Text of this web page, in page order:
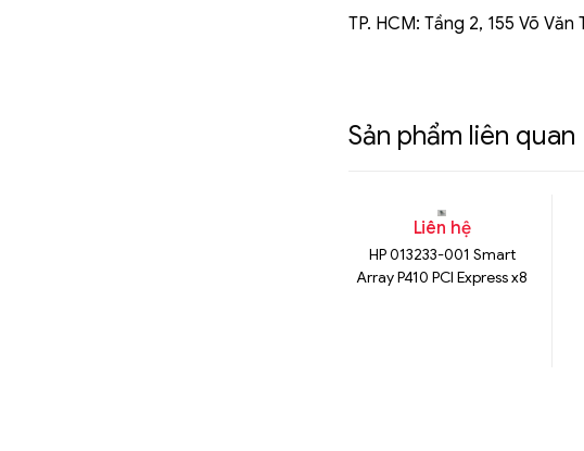
TP. HCM: Tầng 2, 155 Võ
Sản phẩm liên quan
Liên hệ
HP 013233-001 Smart
Array P410 PCI Express x8